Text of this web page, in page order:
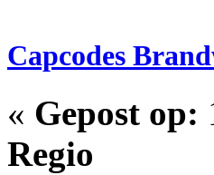
Capcodes
« Gepost op:
Regio